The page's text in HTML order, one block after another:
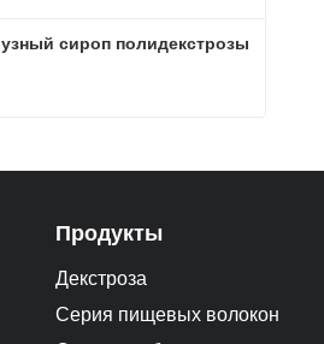
сироп полидекстрозы
сейчас
Продукты
Декстроза
Серия пищевых волокон